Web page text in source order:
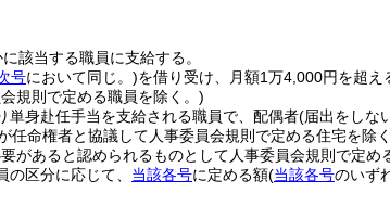
該当する職員に支給する。
号において同じ。)を借り受け、月額1万4,000円を超え
規則で定める職員を除く。)
単身赴任手当を支給される職員で、配偶者(届出をしな
任命権者と協議して人事委員会規則で定める住宅を除
があると認められるものとして人事委員会規則で定め
の区分に応じて、 当該各号に定める額(当該各号のいず